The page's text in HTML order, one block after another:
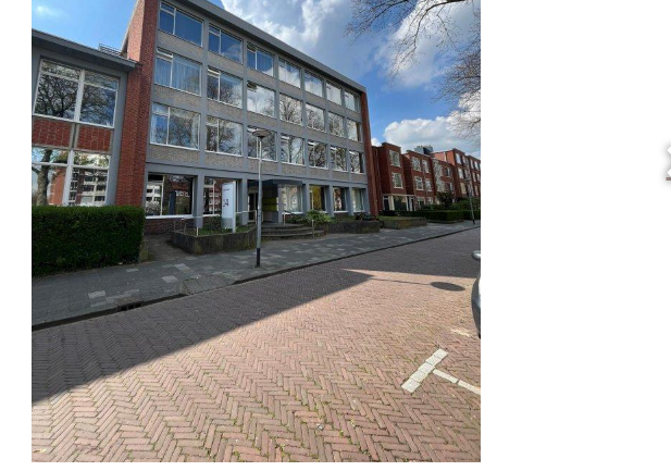
Eindinspectie
Eindafrekening servicekosten
Waarom een voorschot op de servicekosten?
Waarom een voorschot op de energiekosten?
Hoe verloopt de oplevering van de woonruimte?
Moet ik me inschrijven bij de gemeente?
Welke verzekeringen moet ik afsluiten?
Contact